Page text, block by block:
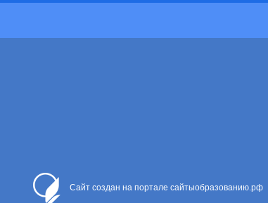
Сайт создан на портале сайтыобразованию.рф